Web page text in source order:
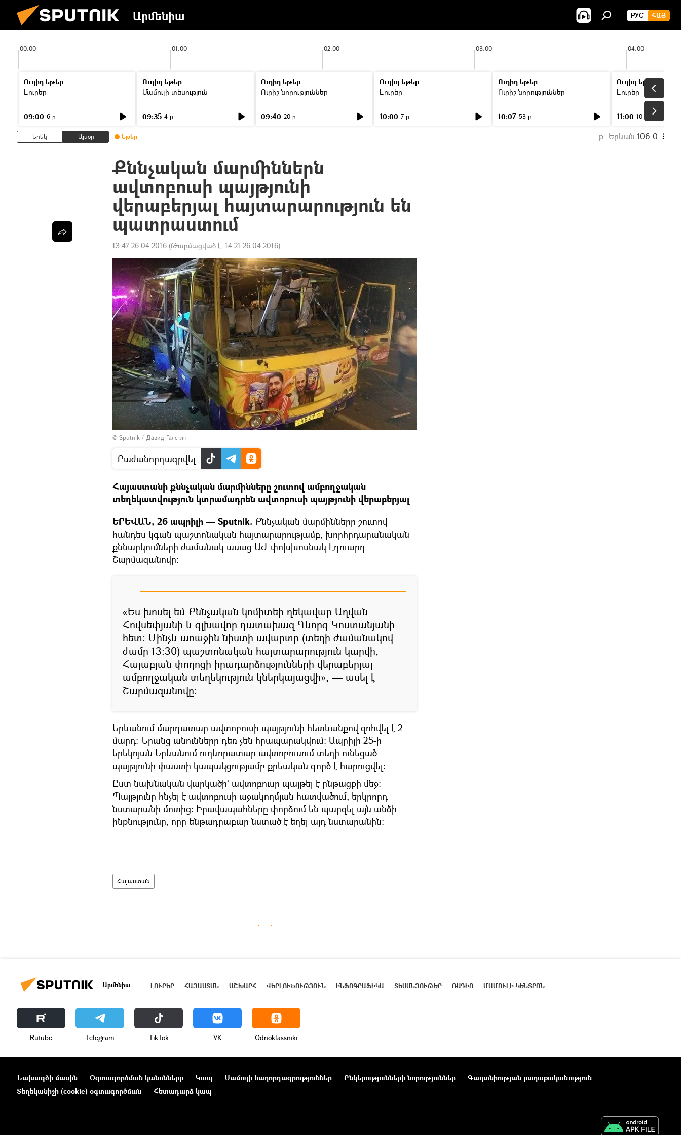
Արմենիա РУС ՀԱՅ
00:00 01:00 02:00 03:00 04:00
Ուղիղ եթեր
Լուրեր
09:00 6 ր
Ուղիղ եթեր
Մամուլի տեսություն
09:35 4 ր
Ուղիղ եթեր
Ուրիշ նորություններ
09:40 20 ր
Ուղիղ եթեր
Լուրեր
10:00 7 ր
Ուղիղ եթեր
Ուրիշ նորություններ
10:07 53 ր
Ուղիղ եթեր
Լուրեր
11:00 10 ր
Երեկ Այսօր Եթեր ք. Երևան 106.0
Քննչական մարմիններն
ավտոբուսի պայթյունի
վերաբերյալ հայտարարություն են
պատրաստում
13:47 26.04.2016 (Թարմացված է: 14:21 26.04.2016)
© Sputnik / Давид Галстян
Բաժանորդագրվել
Հայաստանի քննչական մարմինները շուտով ամբողջական
տեղեկատվություն կտրամադրեն ավտոբուսի պայթյունի վերաբերյալ
ԵՐԵՎԱՆ, 26 ապրիլի — Sputnik. Քննչական մարմինները շուտով
հանդես կգան պաշտոնական հայտարարությամբ, խորհրդարանական
քննարկումների ժամանակ ասաց ԱԺ փոխխոսնակ Էդուարդ
Շարմազանովը։
«Ես խոսել եմ Քննչական կոմիտեի ղեկավար Աղվան
Հովսեփյանի և գլխավոր դատախազ Գևորգ Կոստանյանի
հետ։ Մինչև առաջին նիստի ավարտը (տեղի ժամանակով
ժամը 13։30) պաշտոնական հայտարարություն կարվի,
Հալաբյան փողոցի իրադարձությունների վերաբերյալ
ամբողջական տեղեկություն կներկայացվի», — ասել է
Շարմազանովը։
Երևանում մարդատար ավտոբուսի պայթյունի հետևանքով զոհվել է 2
մարդ։ Նրանց անունները դեռ չեն հրապարակվում։ Ապրիլի 25-ի
երեկոյան Երևանում ուղևորատար ավտոբուսում տեղի ունեցած
պայթյունի փաստի կապակցությամբ քրեական գործ է հարուցվել։
Ըստ նախնական վարկածի` ավտոբուսը պայթել է ընթացքի մեջ։
Պայթյունը հնչել է ավտոբուսի աջակողմյան հատվածում, երկրորդ
նստարանի մոտից։ Իրավապահները փորձում են պարզել այն անձի
ինքնությունը, որը ենթադրաբար նստած է եղել այդ նստարանին։
Հայաստան
Արմենիա ԼՈՒՐԵՐ ՀԱՅԱՍՏԱՆ ԱՇԽԱՐՀ ՎԵՐԼՈՒԾՈՒԹՅՈՒՆ ԻՆՖՈԳՐԱՖԻԿԱ ՏԵՍԱՆՅՈՒԹԵՐ ՌԱԴԻՈ ՄԱՄՈՒԼԻ ԿԵՆՏՐՈՆ
Rutube Telegram ТikТоk VK Odnoklassniki
Նախագծի մասին Օգտագործման կանոնները Կապ Մամուլի հաղորդագրություններ Ընկերությունների նորություններ
Գաղտնիության քաղաքականություն
Տեղեկանիշի (cookie) օգտագործման
Հետադարձ կապ